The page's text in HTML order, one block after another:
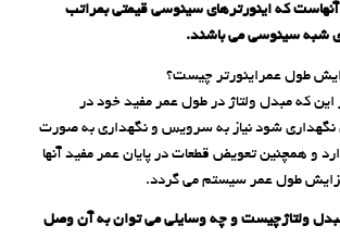
که اینورترهای سینوسی قیمتی بمراتب
شبه سینوسی می باشند.
طول عمراینورتر چیست؟
این که مبدل ولتاژ در طول عمر مفید خود در
نگهداری شود نیاز به سرویس و نگهداری به صورت
و همچنین تعویض قطعات در پایان عمر مفید آنها
طول عمر سیستم می گردد.
ولتاژچیست و چه وسایلی می توان به آن وصل